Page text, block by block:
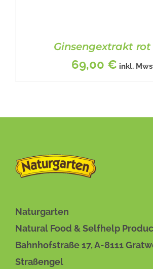
Ginsengextrakt rot
69,00 € inkl.
Naturgarten
Natural Food & Selfhelp
Bahnhofstraße 17, A-8111
Straßengel